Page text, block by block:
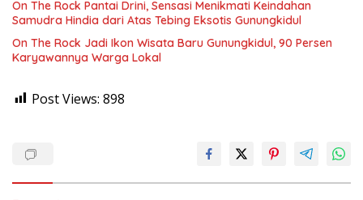
On The Rock Pantai Drini, Sensasi Menikmati Keindahan
Samudra Hindia dari Atas Tebing Eksotis Gunungkidul
On The Rock Jadi Ikon Wisata Baru Gunungkidul, 90 Persen
Karyawannya Warga Lokal
Post Views: 898